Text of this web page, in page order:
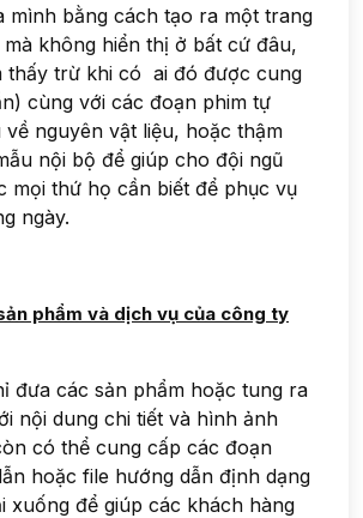
mình bằng cách tạo ra một trang
không hiển thị ở bất cứ đâu,
thấy trừ khi có ai đó được cung
cùng với các đoạn phim tự
về nguyên vật liệu, hoặc thậm
nội bộ để giúp cho đội ngũ
mọi thứ họ cần biết để phục vụ
ngày.
phẩm và dịch vụ của công ty
đưa các sản phẩm hoặc tung ra
nội dung chi tiết và hình ảnh
có thể cung cấp các đoạn
hoặc file hướng dẫn định dạng
xuống để giúp các khách hàng